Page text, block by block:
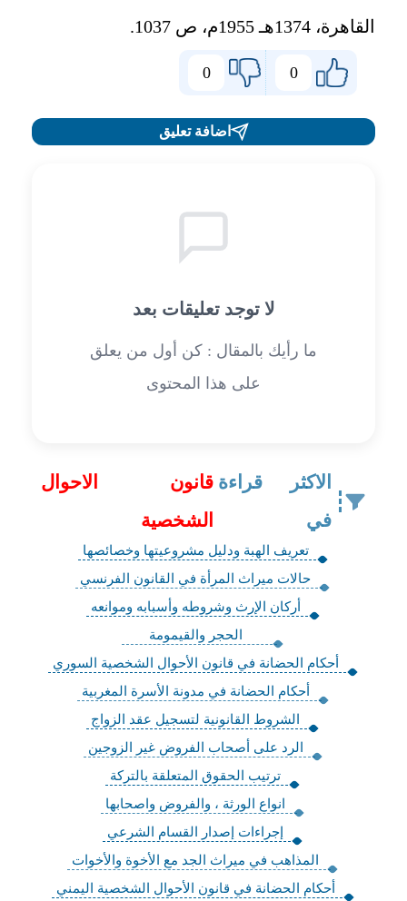
القاهرة، 1374هـ 1955م، ص 1037.
0
0
اضافة تعليق
لا توجد تعليقات بعد
ما رأيك بالمقال : كن أول من يعلق
على هذا المحتوى
الاكثر قراءة
في
قانون الاحوال
الشخصية
تعريف الهبة ودليل مشروعيتها وخصائصها
حالات ميراث المرأة في القانون الفرنسي
أركان الإرث وشروطه وأسبابه وموانعه
‏الحجر والقيمومة
أحكام الحضانة في قانون الأحوال الشخصية السوري
أحكام الحضانة في مدونة الأسرة المغربية
الشروط القانونية لتسجيل عقد الزواج
الرد على أصحاب الفروض غير الزوجين
ترتيب الحقوق المتعلقة بالتركة
انواع الورثة ، والفروض واصحابها
إجراءات إصدار القسام الشرعي
المذاهب في ميراث الجد مع الأخوة والأخوات
أحكام الحضانة في قانون الأحوال الشخصية اليمني